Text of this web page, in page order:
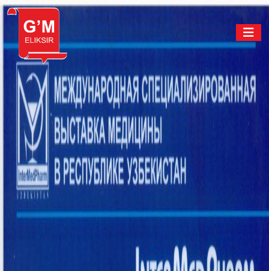
Объявление
ОБЪЯВЛЕНИЕ!
В настоящий момент препараты G`M Elixir, которые
продаются по заниженным ценам во многих аптеках и
«добровольцами», используются организованными
преступными группировками, состоящими из лицемеров,
лицемеров, мошенников, нечестных, нечистоплотных,
плагиаторов, в нарушение соответствующего
законодательства. законы, действующие в Узбекистане и
лекарственные средства, которые производятся